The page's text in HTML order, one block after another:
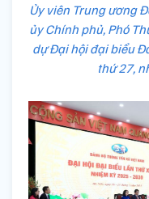
Ủy viên Trung ương
ủy Chính phủ, Phó
dự Đại hội đại biểu
thứ 27,